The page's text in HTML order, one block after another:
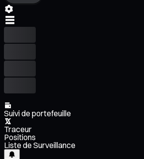
Suivi de portefeuille
Traceur
Positions
Liste de Surveillance